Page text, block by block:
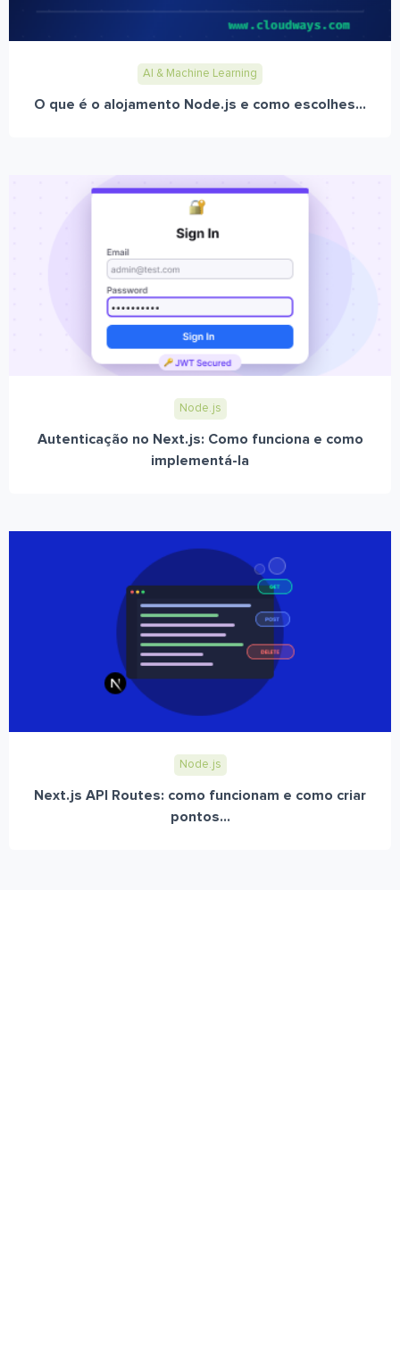
AI & Machine Learning
O que é o alojamento Node.js e como escolhes...
Node.js
Autenticação no Next.js: Como funciona e como
implementá-la
Node.js
Next.js API Routes: como funcionam e como criar
pontos...